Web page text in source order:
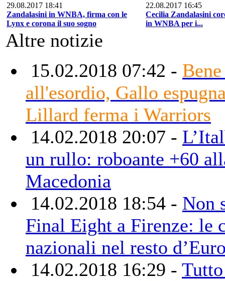
29.08.2017 18:41
Zandalasini in WNBA, firma con le
Lynx e corona il suo sogno
22.08.2017 16:45
Cecilia Zandalasini
in WNBA per i...
Altre notizie
15.02.2018 07:42 -
all'esordio, Gallo
Lillard ferma i Warriors
14.02.2018 20:07 -
un rullo: roboante +60
Macedonia
14.02.2018 18:54 - Non
Final Eight a Firenze: le
nazionali nel resto
14.02.2018 16:29 -